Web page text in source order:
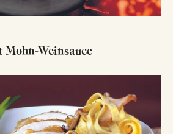
Weinsauce